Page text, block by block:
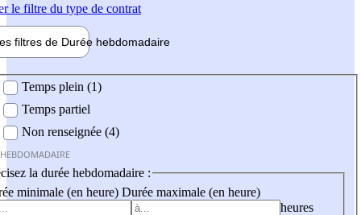
le filtre du type de contrat
filtres de Durée hebdomadaire
Temps plein (1)
Temps partiel
Non renseignée (4)
la durée hebdomadaire :
minimale (en heure) Durée maximale (en heure)
heures